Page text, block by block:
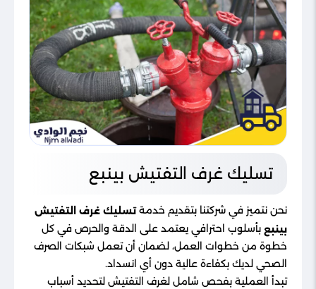
تسليك غرف التفتيش بينبع
نحن نتميز في شركتنا بتقديم خدمةتسليك غرف التفتيش
بينبع بأسلوب احترافي يعتمد على الدقة والحرص في كل
خطوة من خطوات العمل، لضمان أن تعمل شبكات الصرف
الصحي لديك بكفاءة عالية دون أي انسداد.
تبدأ العملية بفحص شامل لغرف التفتيش لتحديد أسباب